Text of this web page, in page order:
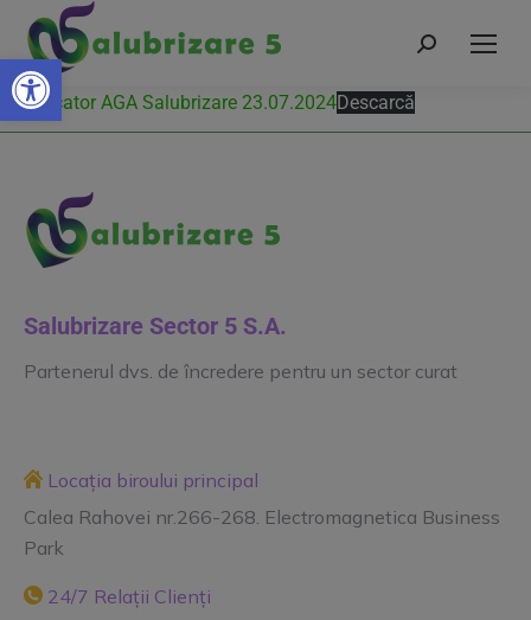
Deschide bara de unelte
Convocator AGA Salubrizare 23.07.2024Descarcă
Salubrizare Sector 5 S.A.
Partenerul dvs. de încredere pentru un sector curat
Locația biroului principal
Calea Rahovei nr.266-268. Electromagnetica Business
Park
24/7 Relații Clienți